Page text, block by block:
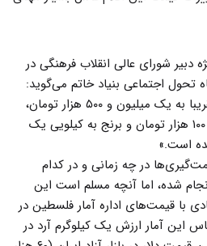
دبیر شورای عالی انقلاب فرهنگی در
تحول اجتماعی بنیاد خاتم می‌گوید:
«قیمت یک کیلو آرد در غزه تقریبا به یک میلیون و ۵۰۰ هزار تومان،
یک کیلو شکر به دو میلیون و ۱۰۰ هزار تومان و برنج به کیلویی یک
در چه زمانی و در کدام
شده، اما آنچه مسلم است این
با قیمت‌های اداره آمار فلسطین در
این آمار ارزش یک کیلوگرم آرد در